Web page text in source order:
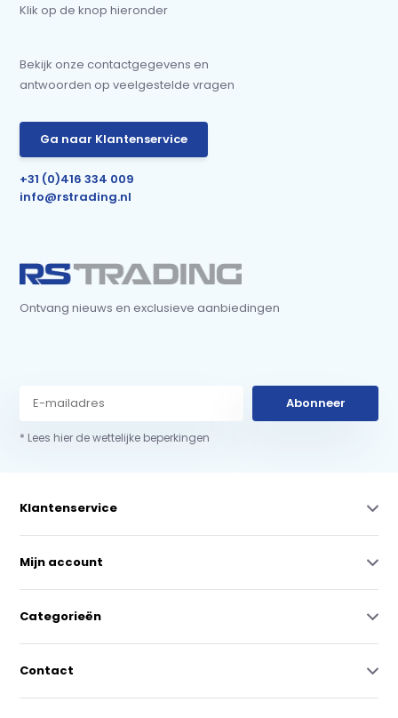
Klik op de knop hieronder
Bekijk onze contactgegevens en
antwoorden op veelgestelde vragen
Ga naar Klantenservice
+31 (0)416 334 009
info@rstrading.nl
Ontvang nieuws en exclusieve aanbiedingen
Abonneer
* Lees hier de wettelijke beperkingen
Klantenservice
Mijn account
Categorieën
Contact